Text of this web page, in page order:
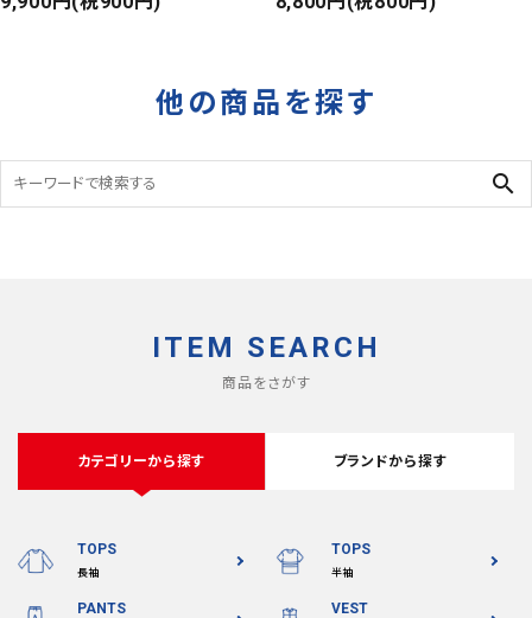
他の商品を探す
search
ITEM SEARCH
商品をさがす
カテゴリーから探す ブランドから探す
TOPS
長袖
TOPS
半袖
PANTS VEST